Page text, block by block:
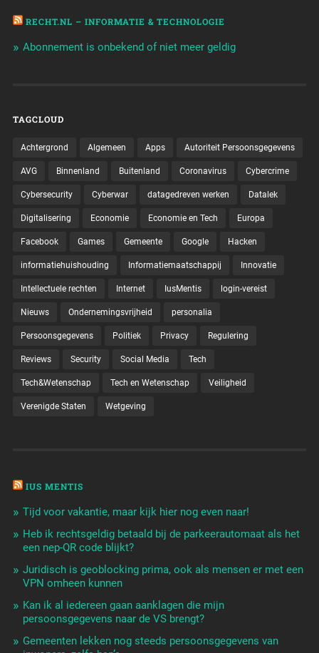
RECHT.NL – INFORMATIE & TECHNOLOGIE
Abonnement is onbekend of niet meer geldig
TAGCLOUD
Achtergrond Algemeen Apps Autoriteit Persoonsgegevens
AVG Binnenland Buitenland Coronavirus Cybercrime
Cybersecurity Cyberwar datagedreven werken Datalek
Digitalisering Economie Economie en Tech Europa
Facebook Games Gemeente Google Hacken
informatiehuishouding Informatiemaatschappij Innovatie
Intellectuele rechten Internet IusMentis login-vereist
Nieuws Ondernemingsvrijheid personalia
Persoonsgegevens Politiek Privacy Regulering
Reviews Security Social Media Tech
Tech&Wetenschap Tech en Wetenschap Veiligheid
Verenigde Staten Wetgeving
IUS MENTIS
Tijd voor vakantie, maar kijk hier nog even naar!
Heb ik rechtsgeldig betaald bij de parkeerautomaat als het
een nep-QR code blijkt?
Juridisch is geoblocking prima, ook als mensen er met een
VPN omheen kunnen
Kan ik al iedereen gaan aanklagen die mijn
persoonsgegevens naar de VS brengt?
Gemeenten lekken nog steeds persoonsgegevens van